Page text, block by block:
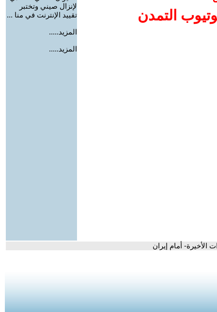
التمدن
لإنزال صيني وتختبر
تقييد الإنترنت في منا ...
المزيد.....
المزيد.....
الأخيرة- أمام إيران